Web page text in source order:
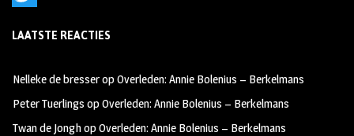
e
s
w
LAATSTE REACTIES
Nelleke de bresseropOverleden: Annie Bolenius – Berkelmans
Peter Tuerlings opOverleden: Annie Bolenius – Berkelmans
Twan de JonghopOverleden: Annie Bolenius – Berkelmans